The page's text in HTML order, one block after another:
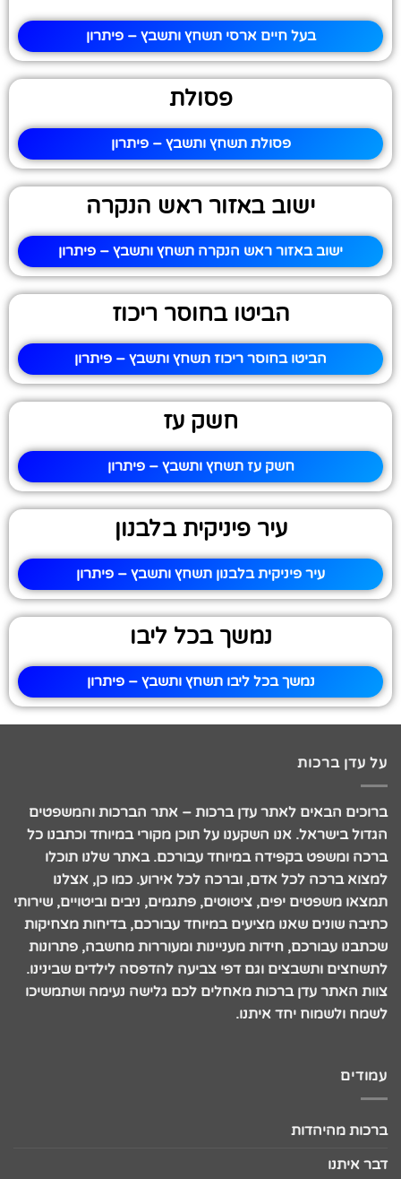
בעל חיים ארסי תשחץ ותשבץ – פיתרון
פסולת
פסולת תשחץ ותשבץ – פיתרון
ישוב באזור ראש הנקרה
ישוב באזור ראש הנקרה תשחץ ותשבץ – פיתרון
הביטו בחוסר ריכוז
הביטו בחוסר ריכוז תשחץ ותשבץ – פיתרון
חשק עז
חשק עז תשחץ ותשבץ – פיתרון
עיר פיניקית בלבנון
עיר פיניקית בלבנון תשחץ ותשבץ – פיתרון
נמשך בכל ליבו
נמשך בכל ליבו תשחץ ותשבץ – פיתרון
על עדן ברכות
ברוכים הבאים לאתר עדן ברכות – אתר הברכות והמשפטים
הגדול בישראל. אנו השקענו על תוכן מקורי במיוחד וכתבנו כל
ברכה ומשפט בקפידה במיוחד עבורכם. באתר שלנו תוכלו
למצוא ברכה לכל אדם, וברכה לכל אירוע. כמו כן, אצלנו
תמצאו משפטים יפים, ציטוטים, פתגמים, ניבים וביטויים, שירותי
כתיבה שונים שאנו מציעים במיוחד עבורכם, בדיחות מצחיקות
שכתבנו עבורכם, חידות מעניינות ומעוררות מחשבה, פתרונות
לתשחצים ותשבצים וגם דפי צביעה להדפסה לילדים שבינינו.
צוות האתר עדן ברכות מאחלים לכם גלישה נעימה ושתמשיכו
לשמח ולשמוח יחד איתנו.
עמודים
ברכות מהיהדות
דבר איתנו